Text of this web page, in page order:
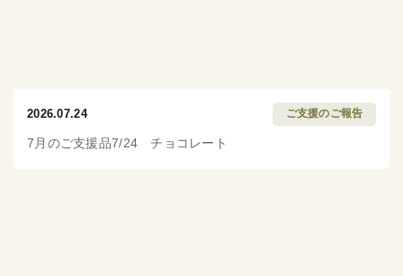
2026.07.24 ご支援のご報告
7月のご支援品7/24 チョコレート